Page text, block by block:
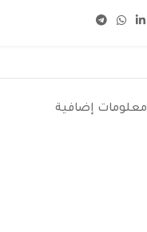
معلومات إضافية